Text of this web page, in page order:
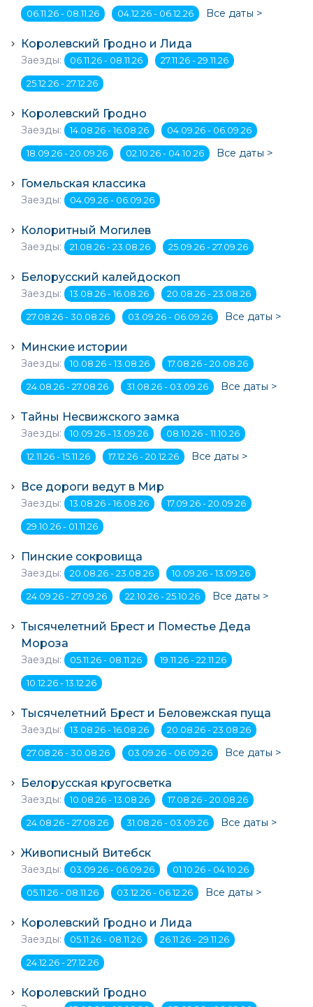
06.11.26 - 08.11.26 04.12.26 - 06.12.26 Все даты >
Королевский Гродно и Лида
Заезды: 06.11.26 - 08.11.26 27.11.26 - 29.11.26
25.12.26 - 27.12.26
Королевский Гродно
Заезды: 14.08.26 - 16.08.26 04.09.26 - 06.09.26
18.09.26 - 20.09.26 02.10.26 - 04.10.26 Все даты >
Гомельская классика
Заезды: 04.09.26 - 06.09.26
Колоритный Могилев
Заезды: 21.08.26 - 23.08.26 25.09.26 - 27.09.26
Белорусский калейдоскоп
Заезды: 13.08.26 - 16.08.26 20.08.26 - 23.08.26
27.08.26 - 30.08.26 03.09.26 - 06.09.26 Все даты >
Минские истории
Заезды: 10.08.26 - 13.08.26 17.08.26 - 20.08.26
24.08.26 - 27.08.26 31.08.26 - 03.09.26 Все даты >
Тайны Несвижского замка
Заезды: 10.09.26 - 13.09.26 08.10.26 - 11.10.26
12.11.26 - 15.11.26 17.12.26 - 20.12.26 Все даты >
Все дороги ведут в Мир
Заезды: 13.08.26 - 16.08.26 17.09.26 - 20.09.26
29.10.26 - 01.11.26
Пинские сокровища
Заезды: 20.08.26 - 23.08.26 10.09.26 - 13.09.26
24.09.26 - 27.09.26 22.10.26 - 25.10.26 Все даты >
Тысячелетний Брест и Поместье Деда
Мороза
Заезды: 05.11.26 - 08.11.26 19.11.26 - 22.11.26
10.12.26 - 13.12.26
Тысячелетний Брест и Беловежская пуща
Заезды: 13.08.26 - 16.08.26 20.08.26 - 23.08.26
27.08.26 - 30.08.26 03.09.26 - 06.09.26 Все даты >
Белорусская кругосветка
Заезды: 10.08.26 - 13.08.26 17.08.26 - 20.08.26
24.08.26 - 27.08.26 31.08.26 - 03.09.26 Все даты >
Живописный Витебск
Заезды: 03.09.26 - 06.09.26 01.10.26 - 04.10.26
05.11.26 - 08.11.26 03.12.26 - 06.12.26 Все даты >
Королевский Гродно и Лида
Заезды: 05.11.26 - 08.11.26 26.11.26 - 29.11.26
24.12.26 - 27.12.26
Королевский Гродно